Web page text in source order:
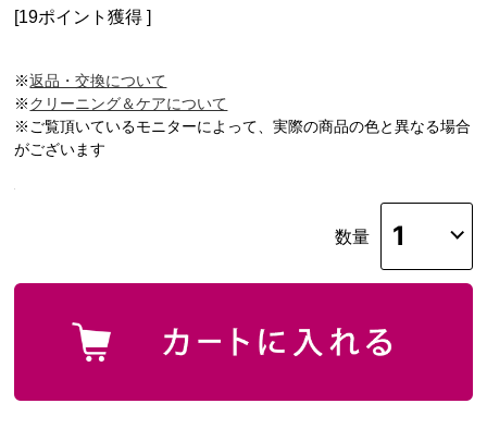
[19ポイント獲得 ]
※返品・交換について
※クリーニング＆ケアについて
※ご覧頂いているモニターによって、実際の商品の色と異なる場合
がございます
数量